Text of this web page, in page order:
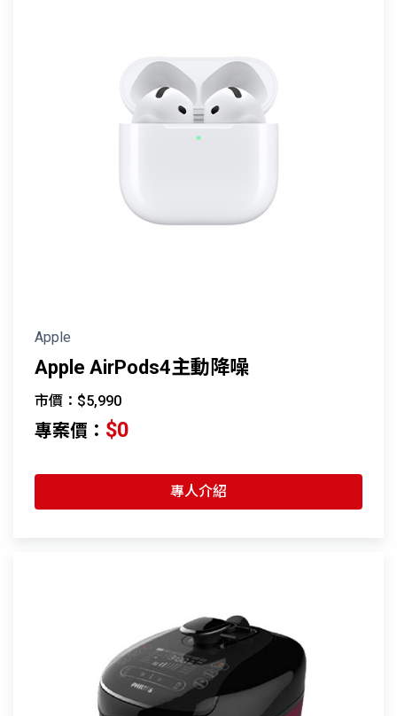
Apple
Apple AirPods4主動降噪
市價：$5,990
專案價： $0
專人介紹